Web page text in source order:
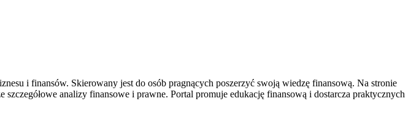
i finansów. Skierowany jest do osób pragnących poszerzyć swoją wiedzę finansową. Na stronie
analizy finansowe i prawne. Portal promuje edukację finansową i dostarcza praktycznych